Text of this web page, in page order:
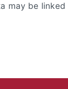
may be linked